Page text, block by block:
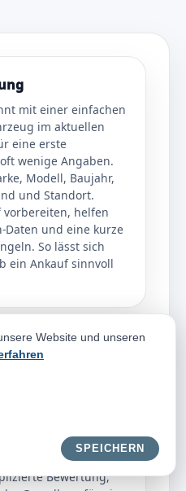
mit einer einfachen
im aktuellen
eine erste
wenige Angaben.
Modell, Baujahr,
und Standort.
vorbereiten, helfen
Daten und eine kurze
So lässt sich
ein Ankauf sinnvoll
betrachtet nicht nur
das gesamte
Olef zählen
Nachfrage,
Verwertbarkeit
Bewertung,
Website und unseren
SPEICHERN